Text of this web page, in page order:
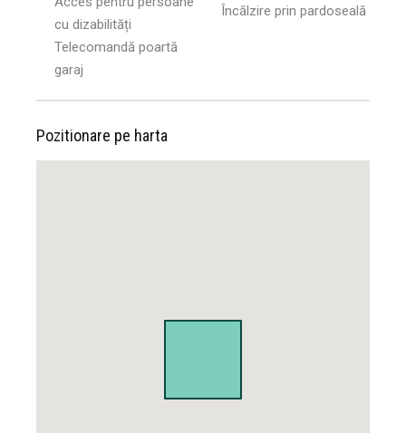
cu dizabilități
Telecomandă poartă
garaj
Încălzire prin pardoseală
Pozitionare pe harta